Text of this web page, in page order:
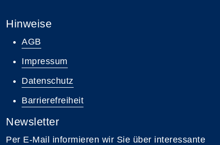
Hinweise
AGB
Impressum
Datenschutz
Barrierefreiheit
Newsletter
Per E-Mail informieren wir Sie über interessante